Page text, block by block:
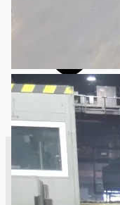
CASE STUDIES
NEWS